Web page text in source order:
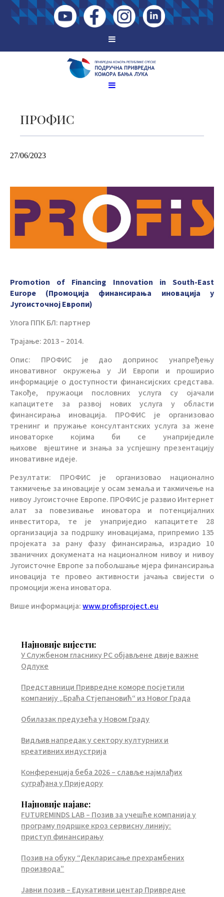
ПРОФИС
27/06/2023
Promotion of Financing Innovation in South-East
Europe (Промоција финансирања иновација у
Југоисточној Европи)
Улога ППК БЛ: партнер
Трајање: 2013 – 2014.
Опис: ПРОФИС је дао допринос унапређењу
иновативног окружења у ЈИ Европи и проширио
информације о доступности финансијских средстава.
Такође, пружаоци пословних услуга су ојачали
капацитете за развој нових услуга у области
финансирања иновација. ПРОФИС је организовао
тренинг и пружање консултантских услуга за жене
иноваторке којима би се унаприједиле
њихове вјештине и знања за успјешну презентацију
иновативне идеје.
Резултати: ПРОФИС је организовао национално
такмичење за иновације у осам земаља и такмичење на
нивоу Југоисточне Европе. ПРОФИС је развио Интернет
алат за повезивање иноватора и потенцијалних
инвеститора, те је унаприједио капацитете 28
организација за подршку иновацијама, припремио 135
пројеката за рану фазу финансирања, израдио 10
званичних докумената на националном нивоу и нивоу
Југоисточне Европе за побољшање мјера финансирања
иновација те провео активности јачања свијести о
промоцији жена иноватора.
Више информација:www.profisproject.eu
Најновије вијести:
У Службеном гласнику РС објављене двије важне
Одлуке
Представници Привредне коморе посјетили
компанију „Браћа Стјепановић“ из Новог Града
Обилазак предузећа у Новом Граду
Видљив напредак у сектору културних и
креативних индустрија
Конференција беба 2026 – славље најмлађих
суграђана у Приједору
Најновије најаве:
FUTUREMINDS LAB – Позив за учешће компанија у
програму подршке кроз сервисну линију:
приступ финансирању
Позив на обуку “Декларисање прехрамбених
производа”
Јавни позив – Едукативни центар Привредне